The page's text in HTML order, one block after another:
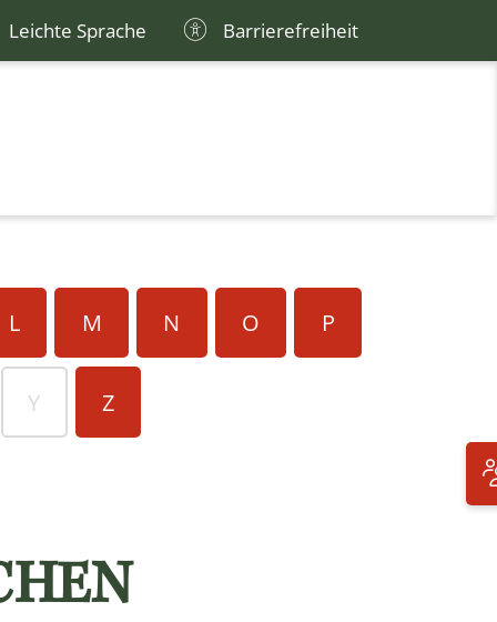
Leichte Sprache Barrierefreiheit
L M N O P
Y Z